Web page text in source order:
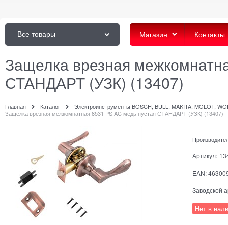
Все товары Магазин Контакты
Защелка врезная
СТАНДАРТ (УЗК) (13407)
Главная Каталог
Электроинструменты BOSCH, BULL, MAKITA, MOLOT,
Защелка врезная межкомнатная 8531 PS AC медь пустая СТАНДАРТ (УЗК) (13407)
Артикул:
EAN:
Заводской
Нет в